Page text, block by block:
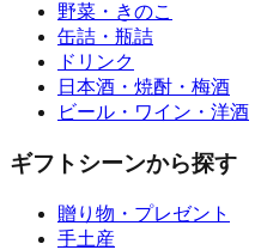
野菜・きのこ
缶詰・瓶詰
ドリンク
日本酒・焼酎・梅酒
ビール・ワイン・洋酒
ギフトシーンから探す
贈り物・プレゼント
手土産